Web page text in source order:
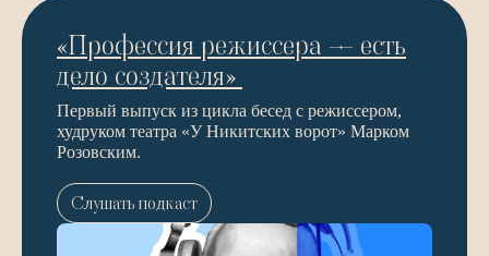
«Профессия режиссера — есть
дело создателя»
Первый выпуск из цикла бесед с режиссером,
худруком театра «У Никитских ворот» Марком
Розовским.
Слушать подкаст